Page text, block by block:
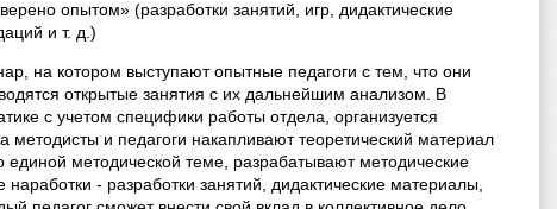
опытом» (разработки занятий, игр, дидактические
и т. д.)
на котором выступают опытные педагоги с тем, что они
открытые занятия с их дальнейшим анализом. В
с учетом специфики работы отдела, организуется
методисты и педагоги накапливают теоретический материал
единой методической теме, разрабатывают методические
- разработки занятий, дидактические материалы,